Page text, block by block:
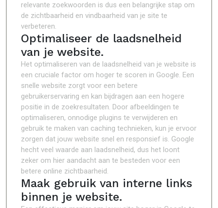
relevante zoekwoorden is dus een belangrijke stap om
de zichtbaarheid en vindbaarheid van je site te
verbeteren.
Optimaliseer de laadsnelheid
van je website.
Het optimaliseren van de laadsnelheid van je website is
een cruciale factor om hoger te scoren in Google. Een
snelle website zorgt voor een betere
gebruikerservaring en kan bijdragen aan een hogere
positie in de zoekresultaten. Door afbeeldingen te
optimaliseren, onnodige plugins te verwijderen en
gebruik te maken van caching technieken, kun je ervoor
zorgen dat jouw website snel en responsief is. Google
hecht veel waarde aan laadsnelheid, dus het loont
zeker om hier aandacht aan te besteden voor een
betere online zichtbaarheid.
Maak gebruik van interne links
binnen je website.